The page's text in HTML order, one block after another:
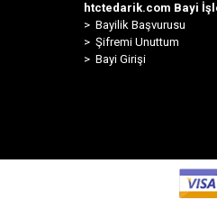
htctedarik.com Bayi
> Bayilik Başvurusu
> Şifremi Unuttum
> Bayi Girişi